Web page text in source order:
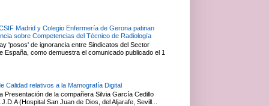
Madrid y Colegio Enfermería de Gerona patinan
sobre Competencias del Técnico de Radiología
'posos' de ignorancia entre Sindicatos del Sector
España, como demuestra el comunicado publicado el 1
Calidad relativos a la Mamografía Digital
Presentación de la compañera Silvia García Cedillo
(Hospital San Juan de Dios, del Aljarafe, Sevill...